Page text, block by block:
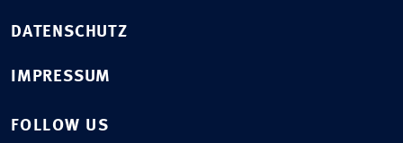
DATENSCHUTZ
IMPRESSUM
FOLLOW US